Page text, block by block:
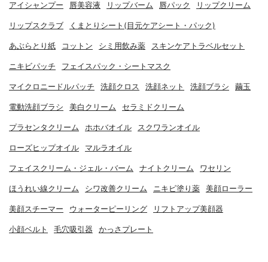
アイシャンプー 唇美容液 リップバーム 唇パック リップクリーム
リップスクラブ くまとりシート(目元ケアシート・パック)
あぶらとり紙 コットン シミ用飲み薬 スキンケアトラベルセット
ニキビパッチ フェイスパック・シートマスク
マイクロニードルパッチ 洗顔クロス 洗顔ネット 洗顔ブラシ 繭玉
電動洗顔ブラシ 美白クリーム セラミドクリーム
プラセンタクリーム ホホバオイル スクワランオイル
ローズヒップオイル マルラオイル
フェイスクリーム・ジェル・バーム ナイトクリーム ワセリン
ほうれい線クリーム シワ改善クリーム ニキビ塗り薬 美顔ローラー
美顔スチーマー ウォーターピーリング リフトアップ美顔器
小顔ベルト 毛穴吸引器 かっさプレート